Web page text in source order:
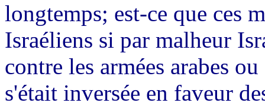
longtemps; est-ce que ces
Israéliens si par malheur
contre les armées arabes
s'était inversée en faveur